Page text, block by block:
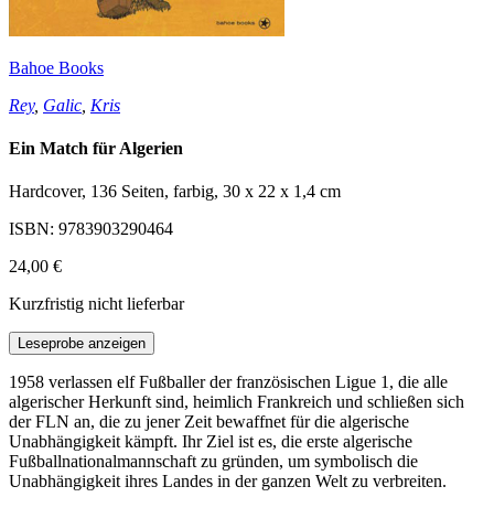
Bahoe Books
Rey, Galic Kris
Ein Match für Algerien
Hardcover, 136 Seiten, farbig, 30 x 22 x 1,4 cm
ISBN: 9783903290464
24,00 €
Kurzfristig nicht lieferbar
Leseprobe anzeigen
1958 verlassen elf Fußballer der französischen Ligue 1, die alle
algerischer Herkunft sind, heimlich Frankreich und schließen sich
der FLN an, die zu jener Zeit bewaffnet für die algerische
Unabhängigkeit kämpft. Ihr Ziel ist es, die erste algerische
Fußballnationalmannschaft zu gründen, um symbolisch die
Unabhängigkeit ihres Landes in der ganzen Welt zu verbreiten.